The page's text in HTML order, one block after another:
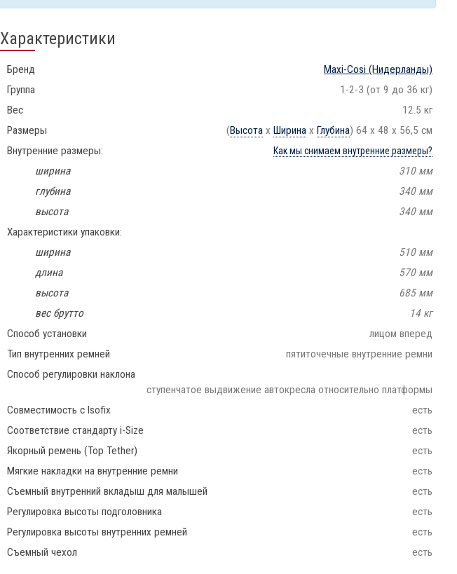
Характеристики
Бренд Maxi-Cosi (Нидерланды)
Группа
1-2-3 (от 9 до 36 кг)
Вес
12.5 кг
Размеры
(Высота х Ширина х Глубина) 64 x 48 x 56,5 см
Внутренние размеры:
Как мы снимаем внутренние размеры?
ширина
310 мм
глубина
340 мм
высота
340 мм
Характеристики упаковки:
ширина
510 мм
длина
570 мм
высота
685 мм
вес брутто
14 кг
Способ установки
лицом вперед
Тип внутренних ремней
пятиточечные внутренние ремни
Способ регулировки наклона
ступенчатое выдвижение автокресла относительно платформы
Совместимость с Isofix
есть
Соответствие стандарту i-Size
есть
Якорный ремень (Top Tether)
есть
Мягкие накладки на внутренние ремни
есть
Съемный внутренний вкладыш для малышей
есть
Регулировка высоты подголовника
есть
Регулировка высоты внутренних ремней
есть
Съемный чехол
есть